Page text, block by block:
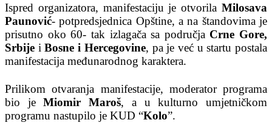
Ispred organizatora, manifestaciju je otvorila Milosava
Paunović- potpredsjednica Opštine, a na štandovima je
prisutno oko 60- tak izlagača sa područja Crne Gore,
Srbije iBosne i Hercegovine, pa je već u startu postala
manifestacija međunarodnog karaktera.
Prilikom otvaranja manifestacije, moderator programa
bio jeMiomir Maroš, a u kulturno umjetničkom
programu nastupilo je KUD “Kolo”.